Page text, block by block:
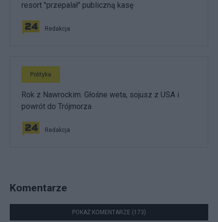
resort "przepalał" publiczną kasę
Redakcja
Polityka
Rok z Nawrockim. Głośne weta, sojusz z USA i
powrót do Trójmorza
Redakcja
Komentarze
POKAŻ KOMENTARZE (173)